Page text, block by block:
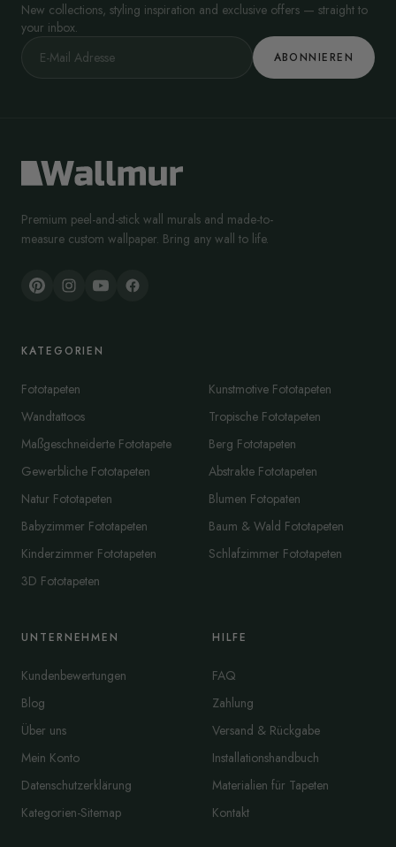
New collections, styling inspiration and exclusive offers — straight to
your inbox.
ABONNIEREN
Premium peel-and-stick wall murals and made-to-
measure custom wallpaper. Bring any wall to life.
KATEGORIEN
Fototapeten
Wandtattoos
Maßgeschneiderte Fototapete
Gewerbliche Fototapeten
Natur Fototapeten
Babyzimmer Fototapeten
Kinderzimmer Fototapeten
3D Fototapeten
Kunstmotive Fototapeten
Tropische Fototapeten
Berg Fototapeten
Abstrakte Fototapeten
Blumen Fotopaten
Baum & Wald Fototapeten
Schlafzimmer Fototapeten
UNTERNEHMEN
Kundenbewertungen
Blog
Über uns
Mein Konto
Datenschutzerklärung
Kategorien-Sitemap
HILFE
FAQ
Zahlung
Versand & Rückgabe
Installationshandbuch
Materialien für Tapeten
Kontakt